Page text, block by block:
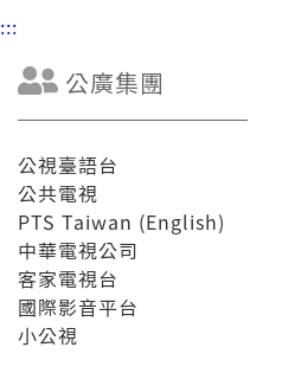
:::
公廣集團
公視臺語台
公共電視
PTS Taiwan (English)
中華電視公司
客家電視台
國際影音平台
小公視